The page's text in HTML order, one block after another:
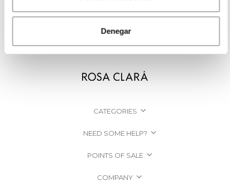
Denegar
CATEGORIES
NEED SOME HELP?
POINTS OF SALE
COMPANY